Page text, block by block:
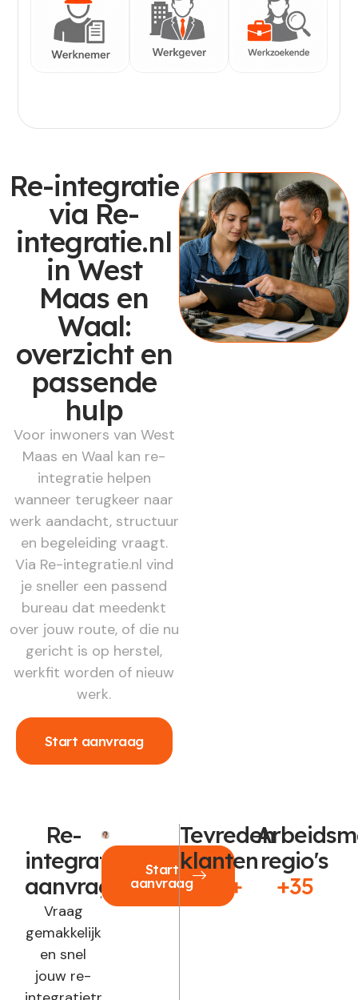
Re-integratie
via Re-
integratie.nl
in West
Maas en
Waal:
overzicht en
passende
hulp
Voor inwoners van West
Maas en Waal kan re-
integratie helpen
wanneer terugkeer naar
werk aandacht, structuur
en begeleiding vraagt.
Via Re-integratie.nl vind
je sneller een passend
bureau dat meedenkt
over jouw route, of die nu
gericht is op herstel,
werkfit worden of nieuw
werk.
Start aanvraag
Re-
integratie
aanvragen?
Vraag
gemakkelijk
en snel
jouw re-
Start
aanvraag
Tevreden
klanten
250+
regio's
+35